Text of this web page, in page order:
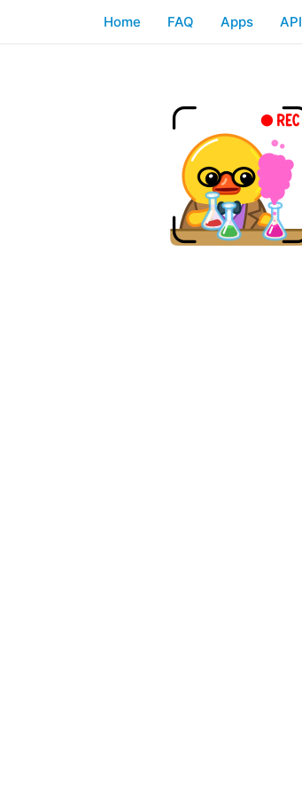
Home FAQ Apps API